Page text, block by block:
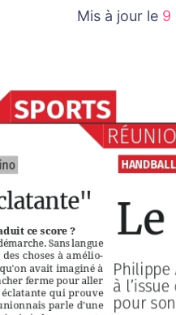
Mis à jour le 9